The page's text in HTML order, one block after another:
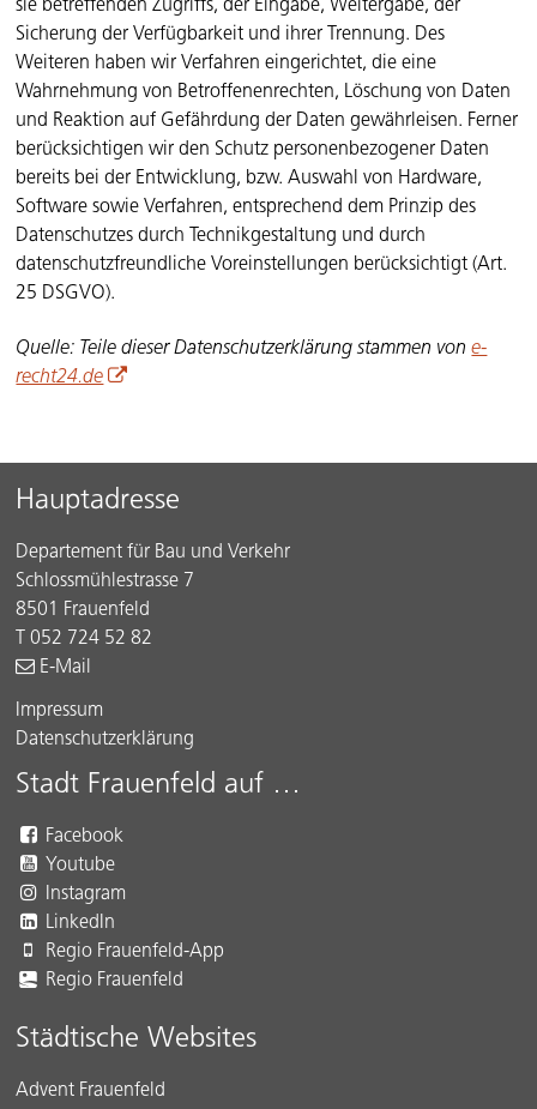
Sicherung der Verfügbarkeit und ihrer Trennung. Des
Weiteren haben wir Verfahren eingerichtet, die eine
Wahrnehmung von Betroffenenrechten, Löschung von Daten
und Reaktion auf Gefährdung der Daten gewährleisen. Ferner
berücksichtigen wir den Schutz personenbezogener Daten
bereits bei der Entwicklung, bzw. Auswahl von Hardware,
Software sowie Verfahren, entsprechend dem Prinzip des
Datenschutzes durch Technikgestaltung und durch
datenschutzfreundliche Voreinstellungen berücksichtigt (Art.
25 DSGVO).
Quelle: Teile dieser Datenschutzerklärung stammen vone-
recht24.de
Sidebar
Footer
Hauptadresse
Departement für Bau und Verkehr
Schlossmühlestrasse 7
8501 Frauenfeld
T 052 724 52 82
E-Mail
Impressum
Datenschutzerklärung
Stadt Frauenfeld auf …
Facebook
Youtube
Instagram
LinkedIn
Regio Frauenfeld-App
Regio Frauenfeld
Städtische Websites
Advent Frauenfeld